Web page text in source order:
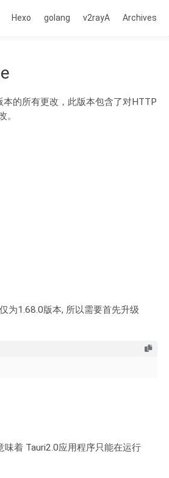
Hexo golang v2rayA Archives
的所有更改，此版本包含了对HTTP
。
为1.68.0版本, 所以需要首先升级
着 Tauri2.0应用程序只能在运行